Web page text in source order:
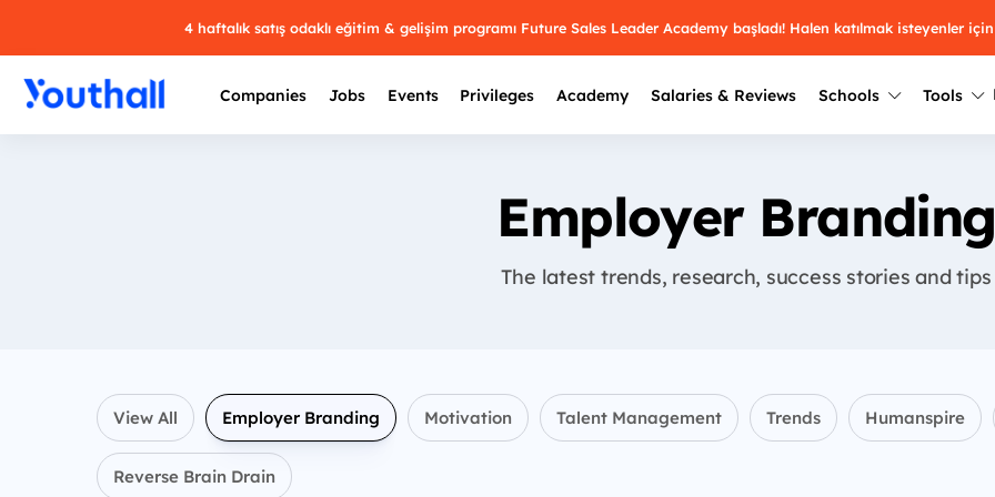
4 haftalık satış odaklı eğitim & gelişim programı Future Sales Leader Academy başladı! Halen katılmak isteyenler
Companies Jobs Events Privileges Academy Salaries & Reviews Schools
Üniversite
Türkiye ve
Tools
Youth Awards 2026
2025 Winners
2024 Winners
Employer Branding
The latest trends, research, success stories and tips
View All Employer Branding Motivation Talent Management Trends Humanspire
Reverse Brain Drain